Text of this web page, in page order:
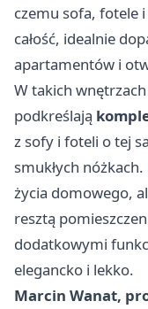
czemu sofa, fotele
całość, idealnie
apartamentów i
W takich wnętrzach
podkreślają
z sofy i foteli o tej
smukłych nóżkach.
życia domowego,
resztą
dodatkowymi
elegancko i lekko.
Marcin Wanat,